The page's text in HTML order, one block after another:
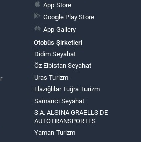
App Store
Google Play Store
App Gallery
Otobüs Şirketleri
Didim Seyahat
Öz Elbistan Seyahat
Uras Turizm
Elazığlılar Tuğra Turizm
Samancı Seyahat
S.A. ALSINA GRAELLS DE
AUTOTRANSPORTES
Yaman Turizm